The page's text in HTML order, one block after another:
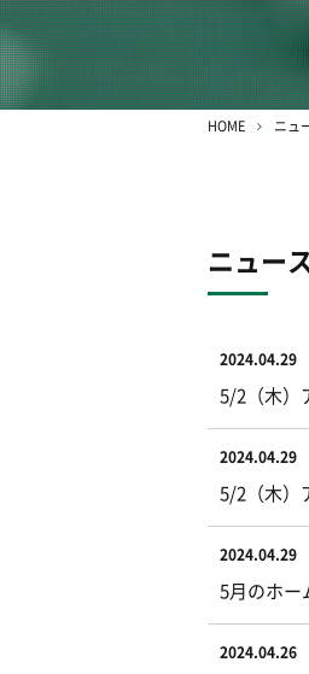
HOME ニュ
ニュー
2024.04.29
5/2（木）
2024.04.29
5/2（木）
2024.04.29
5月のホー
2024.04.26